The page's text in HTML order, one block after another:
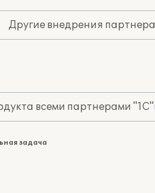
Другие внедрения партнера
всеми партнерами "1С"
задача